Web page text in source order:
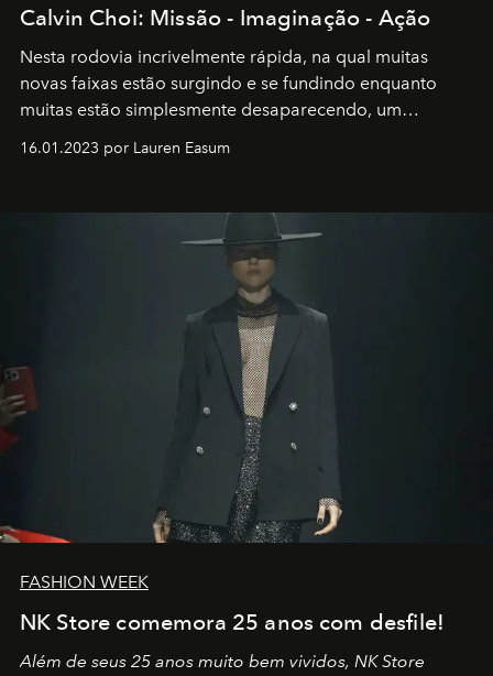
Calvin Choi: Missão - Imaginação - Ação
Nesta rodovia incrivelmente rápida, na qual muitas
novas faixas estão surgindo e se fundindo enquanto
muitas estão simplesmente desaparecendo, um
transportador AMTD abrindo caminho para muitos
por propósitos, com um claro senso de missão na vida e
16.01.2023 por Lauren Easum
FASHION WEEK
NK Store comemora 25 anos com desfile!
Além de seus 25 anos muito bem vividos, NK Store